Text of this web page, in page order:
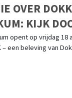
OVER
KIJK
MARIT
opent op vrijdag 18
een beleving van